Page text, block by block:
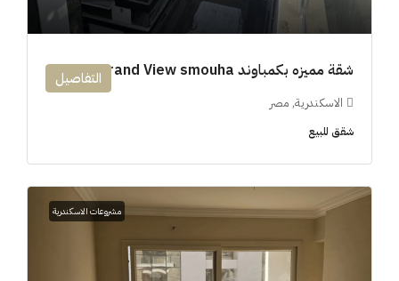
شقة مميزه بكمباوند 194m Grand View smouha
الاسكندرية, مصر
شقق للبيع
التفاصيل
مشروعات الاسكندرية